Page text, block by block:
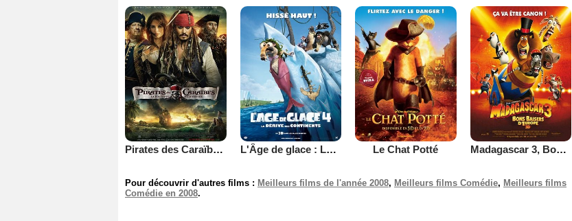
Pirates des Caraïbes : la Fontaine de Jouvence L'Âge de glace : La dérive des continents Le Chat Potté Madagascar 3, Bons Baisers D’Europe
Pour découvrir d'autres films : Meilleurs films de l'année 2008, Meilleurs films Comédie, Meilleurs films
Comédie en 2008.